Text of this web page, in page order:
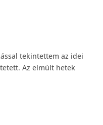
tekintettem az idei
Az elmúlt hetek